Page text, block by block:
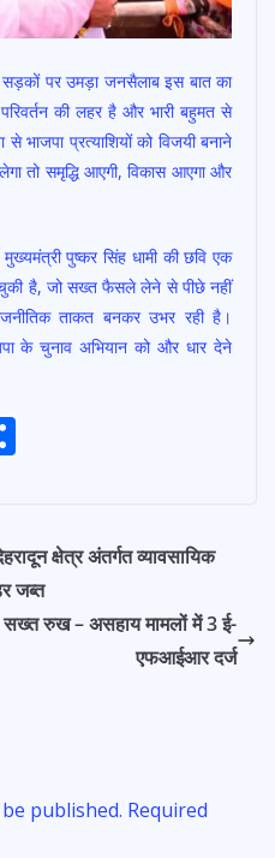
सड़कों पर उमड़ा जनसैलाब इस बात का
की लहर है और भारी बहुमत से
भाजपा प्रत्याशियों को विजयी बनाने
तो समृद्धि आएगी, विकास आएगा और
पुष्कर सिंह धामी की छवि एक
है, जो सख्त फैसले लेने से पीछे नहीं
ताकत बनकर उभर रही है।
के चुनाव अभियान को और धार देने
e क्षेत्र अंतर्गत व्यावसायिक
जब्त
सख्त रुख – असहाय मामलों में 3 ई-
एफआईआर दर्ज
published. Required